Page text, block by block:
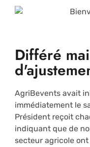
Différé
AgriBevents avait
immédiatement le
Président reçoit
indiquant que de
secteur agricole